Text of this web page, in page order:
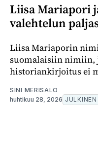
Liisa Mariapori
valehtelun
Liisa Mariaporin
suomalaisiin
historiankirjoitus ei
SINI MERISALO
huhtikuu 28, 2026 JULKINEN